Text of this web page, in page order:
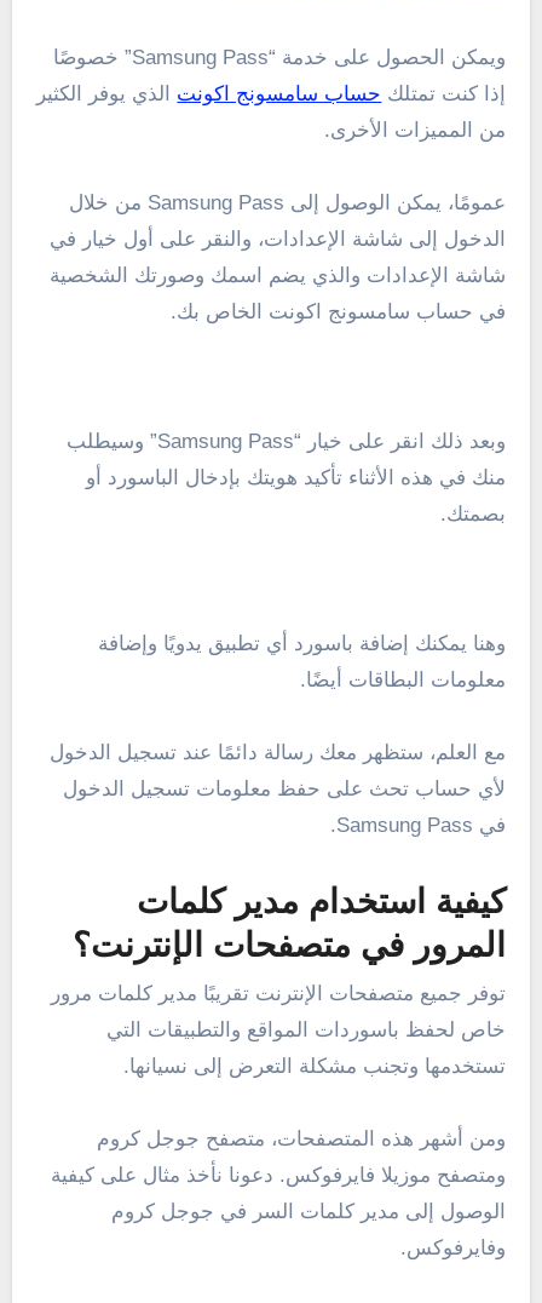
ويمكن الحصول على خدمة “Samsung Pass” خصوصًا
إذا كنت تمتلك حساب سامسونج اكونت الذي يوفر الكثير
من المميزات الأخرى.
عمومًا، يمكن الوصول إلى Samsung Pass من خلال
الدخول إلى شاشة الإعدادات، والنقر على أول خيار في
شاشة الإعدادات والذي يضم اسمك وصورتك الشخصية
في حساب سامسونج اكونت الخاص بك.
وبعد ذلك انقر على خيار “Samsung Pass” وسيطلب
منك في هذه الأثناء تأكيد هويتك بإدخال الباسورد أو
بصمتك.
وهنا يمكنك إضافة باسورد أي تطبيق يدويًا وإضافة
معلومات البطاقات أيضًا.
مع العلم، ستظهر معك رسالة دائمًا عند تسجيل الدخول
لأي حساب تحث على حفظ معلومات تسجيل الدخول
في Samsung Pass.
كيفية استخدام مدير كلمات
المرور في متصفحات الإنترنت؟
توفر جميع متصفحات الإنترنت تقريبًا مدير كلمات مرور
خاص لحفظ باسوردات المواقع والتطبيقات التي
تستخدمها وتجنب مشكلة التعرض إلى نسيانها.
ومن أشهر هذه المتصفحات، متصفح جوجل كروم
ومتصفح موزيلا فايرفوكس. دعونا نأخذ مثال على كيفية
الوصول إلى مدير كلمات السر في جوجل كروم
وفايرفوكس.